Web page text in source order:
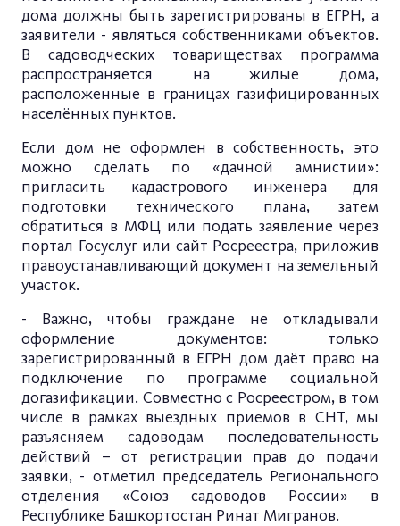
дома должны быть зарегистрированы в ЕГРН, а
заявители - являться собственниками объектов.
В садоводческих товариществах программа
распространяется на жилые дома,
расположенные в границах газифицированных
населённых пунктов.
Если дом не оформлен в собственность, это
можно сделать по «дачной амнистии»:
пригласить кадастрового инженера для
подготовки технического плана, затем
обратиться в МФЦ или подать заявление через
портал Госуслуг или сайт Росреестра, приложив
правоустанавливающий документ на земельный
участок.
- Важно, чтобы граждане не откладывали
оформление документов: только
зарегистрированный в ЕГРН дом даёт право на
подключение по программе социальной
догазификации. Совместно с Росреестром, в том
числе в рамках выездных приемов в СНТ, мы
разъясняем садоводам последовательность
действий – от регистрации прав до подачи
заявки, - отметил председатель Регионального
отделения «Союз садоводов России» в
Республике Башкортостан Ринат Мигранов.